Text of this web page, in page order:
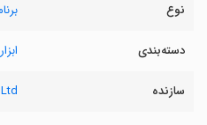
نوع
دسته‌بندی
سازنده